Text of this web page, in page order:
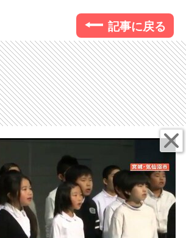
記事に戻る